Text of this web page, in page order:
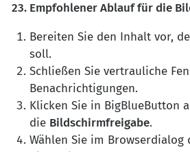
23. Empfohlener Ablauf für die
Bereiten Sie den Inhalt vor,
soll.
Schließen Sie vertrauliche
Benachrichtigungen.
Klicken Sie in BigBlueButton
die Bildschirmfreigabe.
Wählen Sie im Browserdialog